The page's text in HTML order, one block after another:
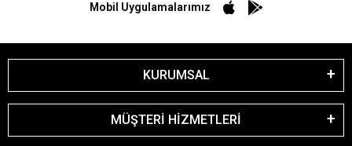
Mobil Uygulamalarımız
KURUMSAL
MÜŞTERİ HİZMETLERİ